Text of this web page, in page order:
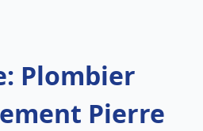
Plombier
Pierre